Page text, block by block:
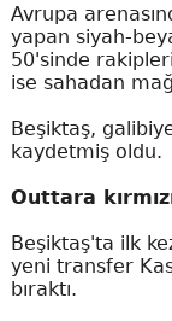
Avrupa
yapan siyah-
50'sinde
ise sahadan
Beşiktaş,
kaydetmiş oldu.
Outtara
Beşiktaş'ta ilk
yeni transfer
bıraktı.